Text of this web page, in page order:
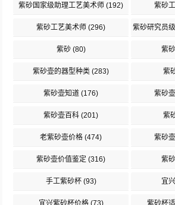
紫砂国家级助理工艺美术师 (192) 紫砂
紫砂工艺美术师 (296) 紫砂研究员
紫砂(80) 紫
紫砂壶的器型种类 (283) 紫
紫砂壶知道 (176) 紫砂
紫砂壶百科 (201) 紫
老紫砂壶价格 (474) 紫砂
紫砂壶价值鉴定 (316) 紫
手工紫砂杯(93) 宜
宜兴紫砂杯价格(73) 紫砂杯